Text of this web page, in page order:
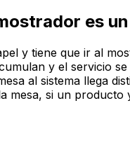
es
y tiene que ir al
y el servicio se
al sistema llega
mesa, si un producto